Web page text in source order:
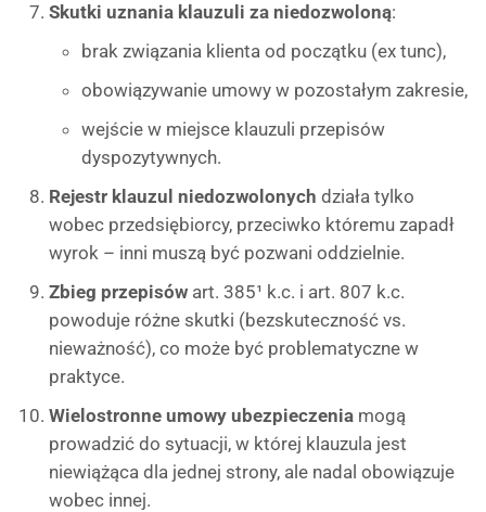
Skutki uznania klauzuli za niedozwoloną:
brak związania klienta od początku (ex tunc),
obowiązywanie umowy w pozostałym zakresie,
wejście w miejsce klauzuli przepisów
dyspozytywnych.
Rejestr klauzul niedozwolonych działa tylko
wobec przedsiębiorcy, przeciwko któremu zapadł
wyrok – inni muszą być pozwani oddzielnie.
Zbieg przepisów art. 385¹ k.c. i art. 807 k.c.
powoduje różne skutki (bezskuteczność vs.
nieważność), co może być problematyczne w
praktyce.
Wielostronne umowy ubezpieczenia mogą
prowadzić do sytuacji, w której klauzula jest
niewiążąca dla jednej strony, ale nadal obowiązuje
wobec innej.